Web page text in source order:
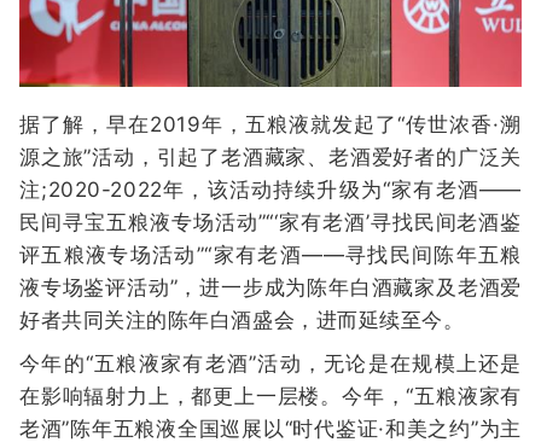
据了解，早在2019年，五粮液就发起了“传世浓香·溯
源之旅”活动，引起了老酒藏家、老酒爱好者的广泛关
注;2020-2022年，该活动持续升级为“家有老酒——
民间寻宝五粮液专场活动”“‘家有老酒’寻找民间老酒鉴
评五粮液专场活动”“家有老酒——寻找民间陈年五粮
液专场鉴评活动”，进一步成为陈年白酒藏家及老酒爱
好者共同关注的陈年白酒盛会，进而延续至今。
今年的“五粮液家有老酒”活动，无论是在规模上还是
在影响辐射力上，都更上一层楼。今年，“五粮液家有
老酒”陈年五粮液全国巡展以“时代鉴证·和美之约”为主